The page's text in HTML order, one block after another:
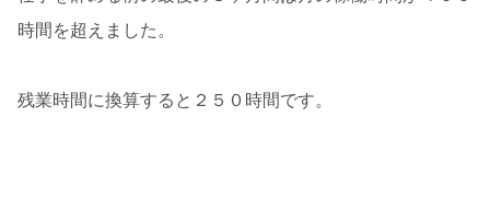
時間を超えました。
残業時間に換算すると２５０時間です。